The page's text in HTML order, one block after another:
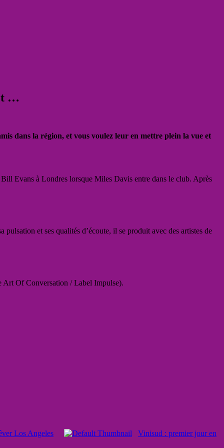
…
dans la région, et vous voulez leur en mettre plein la vue et
Evans à Londres lorsque Miles Davis entre dans le club. Après
et ses qualités d’écoute, il se produit avec des artistes de
Art Of Conversation / Label Impulse).
Los Angeles
Vinisud : premier jour en